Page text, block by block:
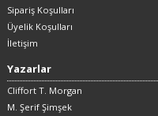
Sipariş Koşulları
Üyelik Koşulları
İletişim
Yazarlar
Cliffort T. Morgan
M. Şerif Şimşek